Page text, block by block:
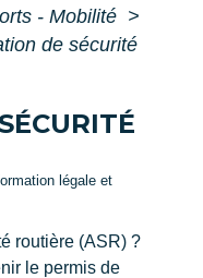
- Mobilité >
de sécurité
légale et
routière (ASR) ?
le permis de